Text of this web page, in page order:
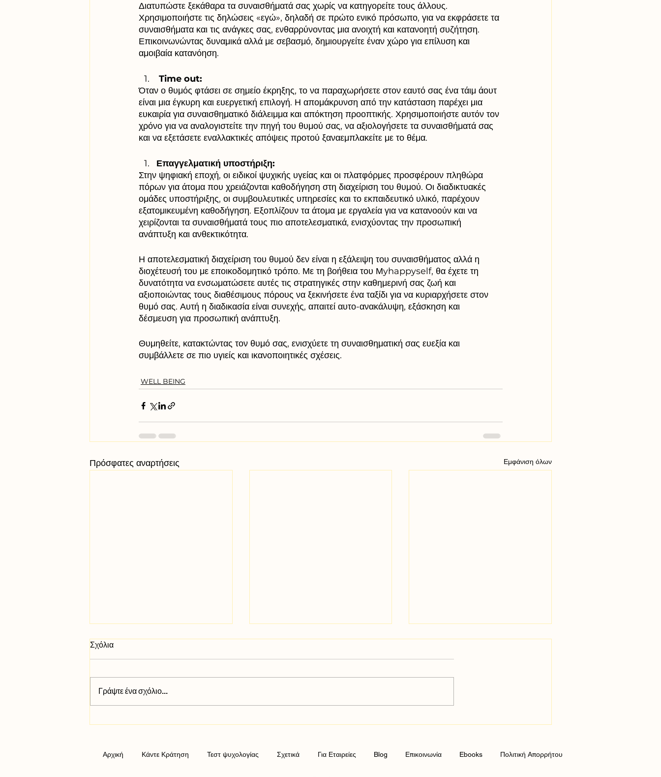
Διατυπώστε ξεκάθαρα τα συναισθήματά σας χωρίς να κατηγορείτε τους άλλους.
Χρησιμοποιήστε τις δηλώσεις «εγώ», δηλαδή σε πρώτο ενικό πρόσωπο, για να εκφράσετε τα
συναισθήματα και τις ανάγκες σας, ενθαρρύνοντας μια ανοιχτή και κατανοητή συζήτηση.
Επικοινωνώντας δυναμικά αλλά με σεβασμό, δημιουργείτε έναν χώρο για επίλυση και
αμοιβαία κατανόηση.
Time out:
Όταν ο θυμός φτάσει σε σημείο έκρηξης, το να παραχωρήσετε στον εαυτό σας ένα τάιμ άουτ
είναι μια έγκυρη και ευεργετική επιλογή. Η απομάκρυνση από την κατάσταση παρέχει μια
ευκαιρία για συναισθηματικό διάλειμμα και απόκτηση προοπτικής. Χρησιμοποιήστε αυτόν τον
χρόνο για να αναλογιστείτε την πηγή του θυμού σας, να αξιολογήσετε τα συναισθήματά σας
και να εξετάσετε εναλλακτικές απόψεις προτού ξαναεμπλακείτε με το θέμα.
Επαγγελματική υποστήριξη:
Στην ψηφιακή εποχή, οι ειδικοί ψυχικής υγείας και οι πλατφόρμες προσφέρουν πληθώρα
πόρων για άτομα που χρειάζονται καθοδήγηση στη διαχείριση του θυμού. Οι διαδικτυακές
ομάδες υποστήριξης, οι συμβουλευτικές υπηρεσίες και το εκπαιδευτικό υλικό, παρέχουν
εξατομικευμένη καθοδήγηση. Εξοπλίζουν τα άτομα με εργαλεία για να κατανοούν και να
χειρίζονται τα συναισθήματά τους πιο αποτελεσματικά, ενισχύοντας την προσωπική
ανάπτυξη και ανθεκτικότητα.
Η αποτελεσματική διαχείριση του θυμού δεν είναι η εξάλειψη του συναισθήματος αλλά η
διοχέτευσή του με εποικοδομητικό τρόπο. Με τη βοήθεια του Μyhappyself, θα έχετε τη
δυνατότητα να ενσωματώσετε αυτές τις στρατηγικές στην καθημερινή σας ζωή και
αξιοποιώντας τους διαθέσιμους πόρους να ξεκινήσετε ένα ταξίδι για να κυριαρχήσετε στον
θυμό σας. Αυτή η διαδικασία είναι συνεχής, απαιτεί αυτο-ανακάλυψη, εξάσκηση και
δέσμευση για προσωπική ανάπτυξη.
Θυμηθείτε, κατακτώντας τον θυμό σας, ενισχύετε τη συναισθηματική σας ευεξία και
συμβάλλετε σε πιο υγιείς και ικανοποιητικές σχέσεις.
WELL BEING
Πρόσφατες αναρτήσεις Εμφάνιση όλων
Μαθαίνοντας την Ισορροπία
Η Σχέση μεταξύ Διατροφής και
Η Τέχνη της Σύνδεσης:
Σχόλια
Γράψτε ένα σχόλιο...
Αρχική Κάντε Κράτηση Τεστ ψυχολογίας Σχετικά Για Εταιρείες Blog Επικοινωνία Ebooks Πολιτική Απορρήτου